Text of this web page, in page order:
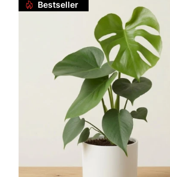
Bestseller